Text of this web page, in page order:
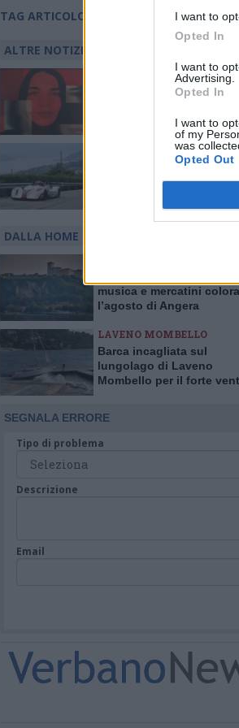
I want to
Opted In
I want to
Advertising.
Opted In
I want to
of my
was
Opted Out
TAG ARTICOLO violenza sessuale
ALTRE NOTIZIE DI LUINO
La scrittrice Virginia
mi sono sentita meno
AUTOMOBILISMO
Il “Luino – Montegrino” si
decide sul filo di lana:
DALLA HOME
musica e mercatini
l’agosto di Angera
LAVENO MOMBELLO
Barca incagliata sul
lungolago di Laveno
Mombello per il forte
SEGNALA ERRORE
Tipo di problema
Descrizione
Email